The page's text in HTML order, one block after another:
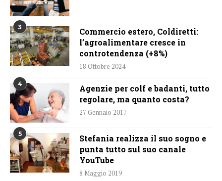
3
Commercio estero, Coldiretti:
l’agroalimentare cresce in
controtendenza (+8%)
18 Ottobre 2024
4
Agenzie per colf e badanti, tutto
regolare, ma quanto costa?
27 Gennaio 2017
5
Stefania realizza il suo sogno e
punta tutto sul suo canale
YouTube
8 Maggio 2019